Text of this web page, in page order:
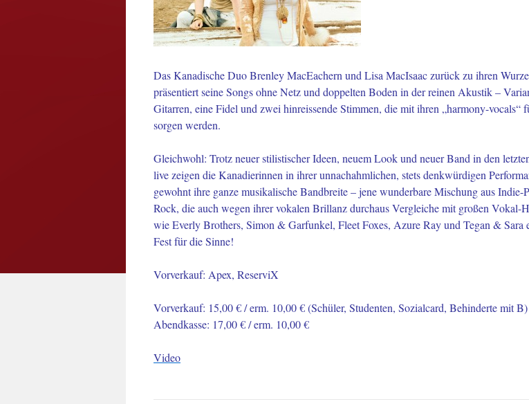
Das Kanadische Duo Brenley MacEachern und Lisa MacIsaac zurück zu ihren
präsentiert seine Songs ohne Netz und doppelten Boden in der reinen Akustik –
Gitarren, eine Fidel und zwei hinreissende Stimmen, die mit ihren „harmony-vocals“
sorgen werden.
Gleichwohl: Trotz neuer stilistischer Ideen, neuem Look und neuer Band in den
live zeigen die Kanadierinnen in ihrer unnachahmlichen, stets denkwürdigen
gewohnt ihre ganze musikalische Bandbreite – jene wunderbare Mischung aus Indie-
Rock, die auch wegen ihrer vokalen Brillanz durchaus Vergleiche mit großen Vokal-
wie Everly Brothers, Simon & Garfunkel, Fleet Foxes, Azure Ray und Tegan & Sara
Fest für die Sinne!
Vorverkauf: Apex, ReserviX
Vorverkauf: 15,00 € / erm. 10,00 € (Schüler, Studenten, Sozialcard, Behinderte mit
Abendkasse: 17,00 € / erm. 10,00 €
Video